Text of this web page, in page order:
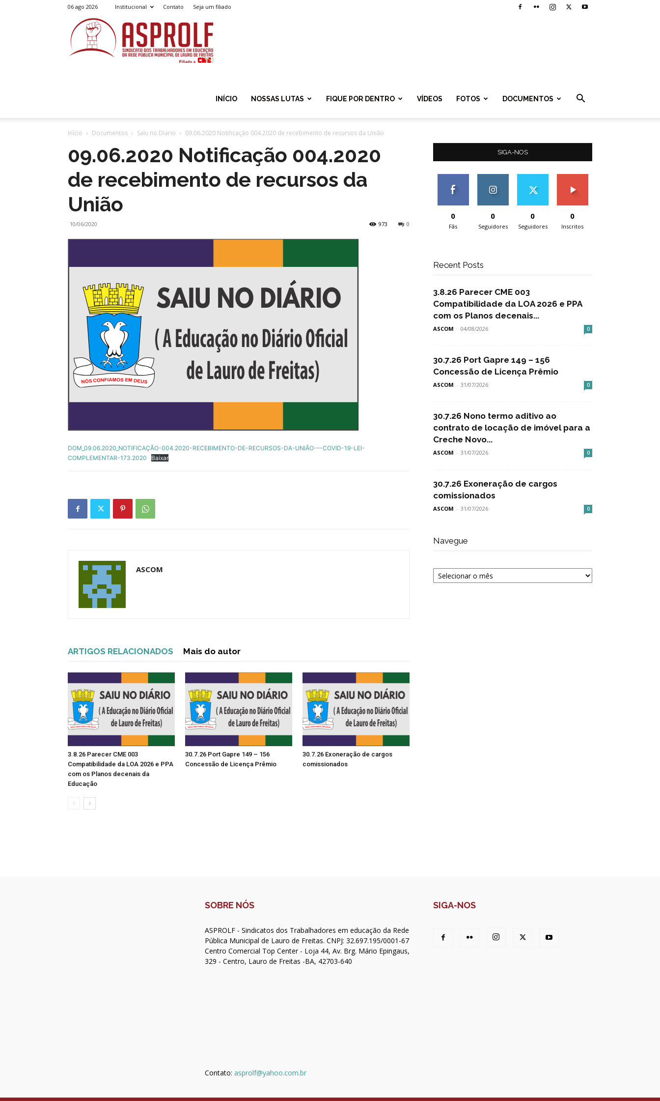
06 ago 2026 Institucional Contato Seja um filiado
INÍCIO NOSSAS LUTAS FIQUE POR DENTRO VÍDEOS FOTOS DOCUMENTOS
Início Documentos Saiu no Diario 09.06.2020 Notificação 004.2020 de recebimento de recursos da União
09.06.2020 Notificação 004.2020
de recebimento de recursos da
União
10/06/2020 0
973
DOM_09.06.2020_NOTIFICAÇÃO-004.2020-RECEBIMENTO-DE-RECURSOS-DA-UNIÃO-–-COVID-19-LEI-
COMPLEMENTAR-173.2020
Baixar
ASCOM
ARTIGOS RELACIONADOS Mais do autor
3.8.26 Parecer CME 003
Compatibilidade da LOA 2026 e PPA
com os Planos decenais da
Educação
30.7.26 Port Gapre 149 – 156
Concessão de Licença Prêmio
30.7.26 Exoneração de cargos
comissionados
SIGA-NOS
0
Fãs
0
Seguidores
0
Seguidores
0
Inscritos
Recent Posts
3.8.26 Parecer CME 003
Compatibilidade da LOA 2026 e PPA
com os Planos decenais...
ASCOM - 04/08/2026 0
30.7.26 Port Gapre 149 – 156
Concessão de Licença Prêmio
ASCOM - 31/07/2026 0
30.7.26 Nono termo aditivo ao
contrato de locação de imóvel para a
Creche Novo...
ASCOM - 31/07/2026 0
30.7.26 Exoneração de cargos
comissionados
ASCOM - 31/07/2026 0
Navegue
Navegue
SOBRE NÓS
ASPROLF - Sindicatos dos Trabalhadores em educação da Rede
Pública Municipal de Lauro de Freitas. CNPJ: 32.697.195/0001-67
Centro Comercial Top Center - Loja 44, Av. Brg. Mário Epingaus,
329 - Centro, Lauro de Freitas -BA, 42703-640
Contato: asprolf@yahoo.com.br
SIGA-NOS